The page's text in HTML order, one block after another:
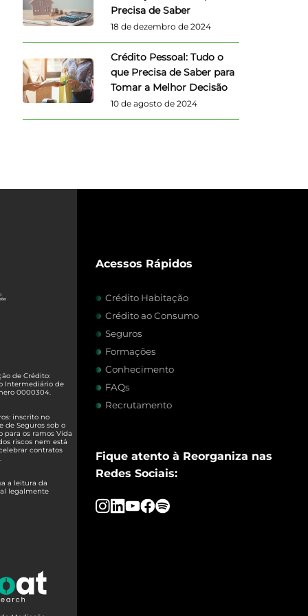
Precisa de Saber
18 de dezembro de 2024
Crédito Pessoal: Tudo o
que Precisa de Saber para
Tomar a Melhor Decisão
10 de agosto de 2024
de Crédito:
Intermediário de
0000304.
inscrito no
de Seguros sob o
para os ramos Vida
riscos nem está
contratos
a leitura da
legalmente
Acessos Rápidos
Crédito Habitação
Crédito ao Consumo
Seguros
Formações
Conhecimento
FAQs
Recrutamento
Fique atento à Reorganiza nas
Redes Sociais: